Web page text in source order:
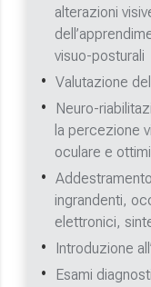
alterazioni
visuo-posturali
Valutazione
Neuro-
la percezione
oculare e
ingrandenti,
elettronici,
Introduzione
Esami